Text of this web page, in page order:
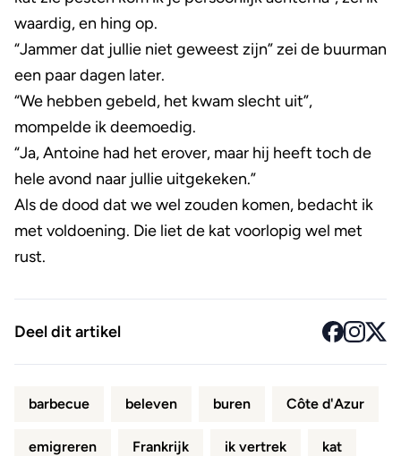
waardig, en hing op.
“Jammer dat jullie niet geweest zijn” zei de buurman
een paar dagen later.
“We hebben gebeld, het kwam slecht uit”,
mompelde ik deemoedig.
“Ja, Antoine had het erover, maar hij heeft toch de
hele avond naar jullie uitgekeken.”
Als de dood dat we wel zouden komen, bedacht ik
met voldoening. Die liet de kat voorlopig wel met
rust.
Deel dit artikel
barbecue beleven buren Côte d'Azur
emigreren Frankrijk ik vertrek kat